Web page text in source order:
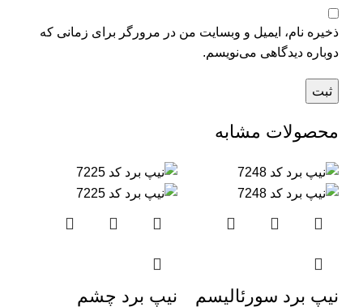
ذخیره نام، ایمیل و وبسایت من در مرورگر برای زمانی که
دوباره دیدگاهی می‌نویسم.
محصولات مشابه
نیپ برد سورئالیسم
نیپ برد چشم